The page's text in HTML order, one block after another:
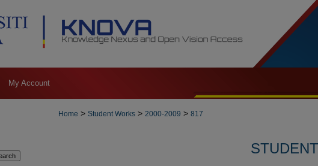
My Account
Home > Student Works > 2000-2009 > 817